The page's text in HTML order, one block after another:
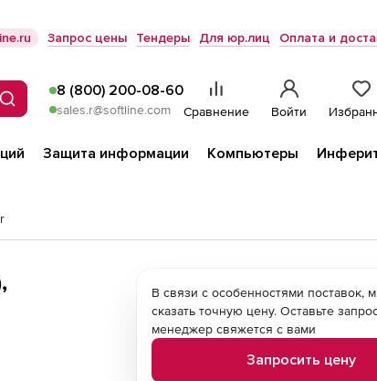
Запрос цены Тендеры Для юр.лиц Оплата и
Поиск
8 (800) 200-08-60
sales.r@softline.com Сравнение Войти
Защита информации Компьютеры
В связи с особенностями поставок,
сказать точную цену. Оставьте
менеджер свяжется с вами
Запросить цену